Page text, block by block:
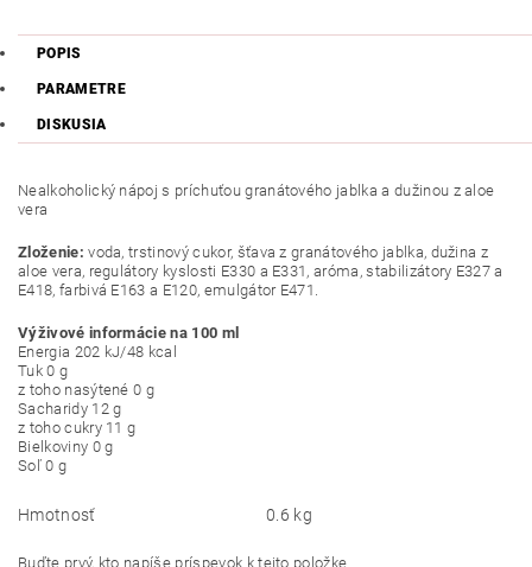
POPIS
PARAMETRE
DISKUSIA
Nealkoholický nápoj s príchuťou granátového jablka a dužinou z aloe
vera
Zloženie: voda, trstinový cukor, šťava z granátového jablka, dužina z
aloe vera, regulátory kyslosti E330 a E331, aróma, stabilizátory E327 a
E418, farbivá E163 a E120, emulgátor E471.
Výživové informácie na 100 ml
Energia 202 kJ/48 kcal
Tuk 0 g
z toho nasýtené 0 g
Sacharidy 12 g
z toho cukry 11 g
Bielkoviny 0 g
Soľ 0 g
Hmotnosť 0.6 kg
Buďte prvý, kto napíše príspevok k tejto položke.